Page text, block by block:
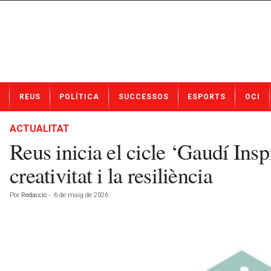
t
REUS POLÍTICA SUCCESSOS ESPORTS OCI
ACTUALITAT
Reus inicia el cicle ‘Gaudí
creativitat i la resiliència
Por Redacció - 6 de maig de 2026